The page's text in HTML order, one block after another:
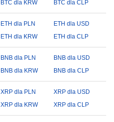
BTC dla KRW BTC dla CLP
ETH dla PLN
ETH dla USD
ETH dla KRW ETH dla CLP
BNB dla PLN
BNB dla USD
BNB dla KRW BNB dla CLP
XRP dla PLN
XRP dla USD
XRP dla KRW XRP dla CLP